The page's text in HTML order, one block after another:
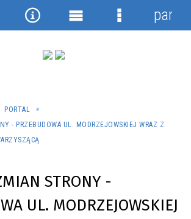
PORTAL
- PRZEBUDOWA UL. MODRZEJOWSKIEJ WRAZ Z
STRONY -
UL. MODRZEJOWSKIEJ
NarzędziaMenu
Menu
panel